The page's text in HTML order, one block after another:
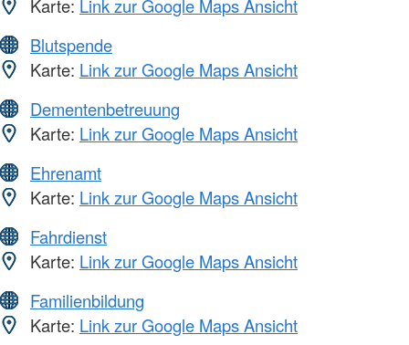
Karte: Link zur Google Maps Ansicht
Blutspende
Karte: Link zur Google Maps Ansicht
Dementenbetreuung
Karte: Link zur Google Maps Ansicht
Ehrenamt
Karte: Link zur Google Maps Ansicht
Fahrdienst
Karte: Link zur Google Maps Ansicht
Familienbildung
Karte: Link zur Google Maps Ansicht